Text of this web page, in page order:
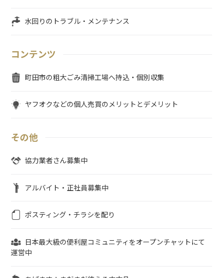
水回りのトラブル・メンテナンス
コンテンツ
町田市の粗大ごみ清掃工場へ持込・個別収集
ヤフオクなどの個人売買のメリットとデメリット
その他
協力業者さん募集中
アルバイト・正社員募集中
ポスティング・チラシを配り
日本最大級の便利屋コミュニティをオープンチャットにて
運営中